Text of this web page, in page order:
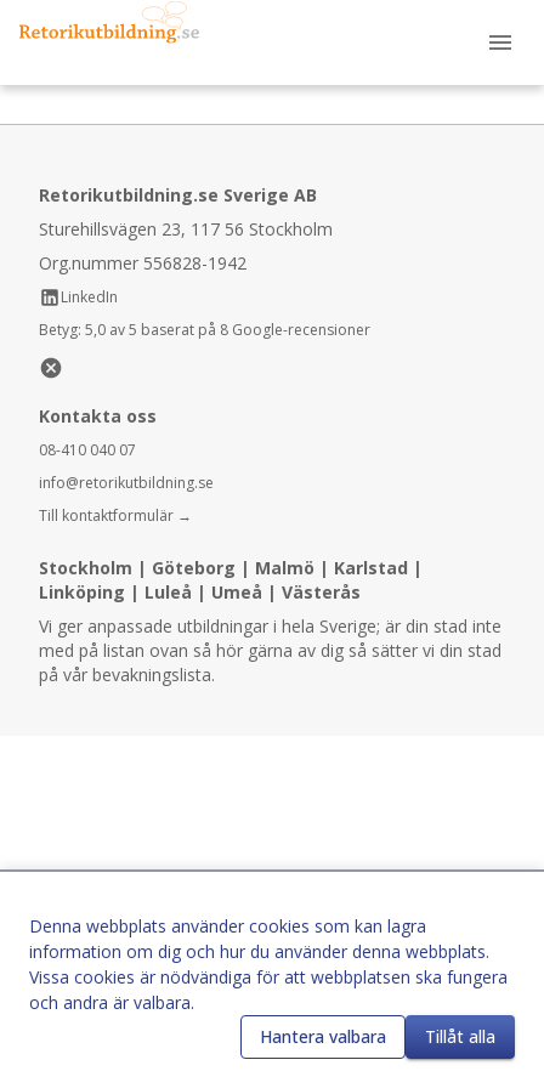
Retorikutbildning.se Sverige AB
Sturehillsvägen 23, 117 56 Stockholm
Org.nummer 556828-1942
LinkedIn
Betyg: 5,0 av 5 baserat på 8 Google-recensioner
Kontakta oss
08-410 040 07
info@retorikutbildning.se
Till kontaktformulär →
Stockholm | Göteborg | Malmö | Karlstad |
Linköping | Luleå | Umeå | Västerås
Vi ger anpassade utbildningar i hela Sverige; är din stad inte
med på listan ovan så hör gärna av dig så sätter vi din stad
på vår bevakningslista.
Denna webbplats använder cookies som kan lagra
information om dig och hur du använder denna webbplats.
Vissa cookies är nödvändiga för att webbplatsen ska fungera
och andra är valbara.
Hantera valbara
Tillåt alla